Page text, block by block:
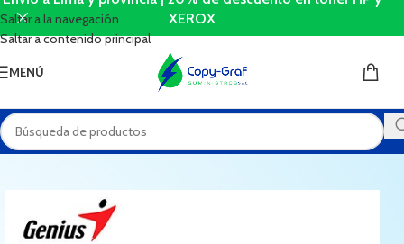
Saltar a la navegación
Saltar a contenido principal
XEROX
MENÚ